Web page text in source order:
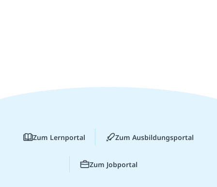
Zum Lernportal Zum Ausbildungsportal
Zum Jobportal